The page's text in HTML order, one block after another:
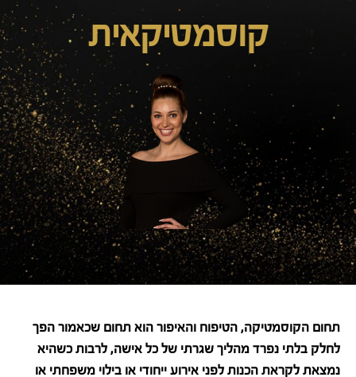
קוסמטיקאית
תחום הקוסמטיקה, הטיפוח והאיפור הוא תחום שכאמור הפך
לחלק בלתי נפרד מהליך שגרתי של כל אישה, לרבות כשהיא
נמצאת לקראת הכנות לפני אירוע ייחודי או בילוי משפחתי או